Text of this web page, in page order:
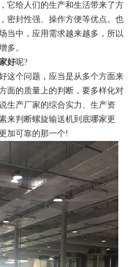
它给人们的生产和生活带来了方
密封性强、操作方便等优点。也
当中，应用需求越来越多，所以
多。
好呢?
这个问题，应当是从多个方面来
面的质量上的判断，要多样化对
生产厂家的综合实力、生产资
来判断螺旋输送机到底哪家更
加可靠的那一个!